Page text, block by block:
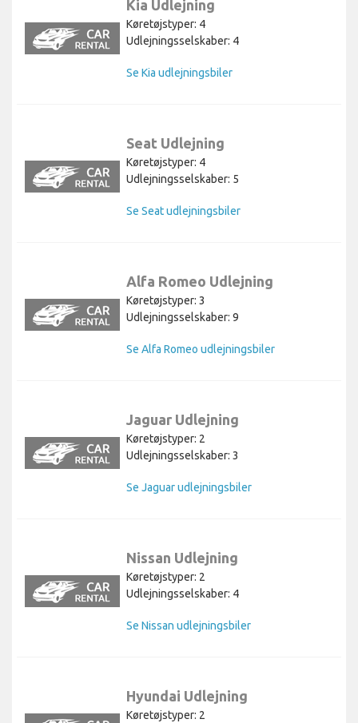
Kia Udlejning
Køretøjstyper: 4
Udlejningsselskaber: 4
Se Kia udlejningsbiler
Seat Udlejning
Køretøjstyper: 4
Udlejningsselskaber: 5
Se Seat udlejningsbiler
Alfa Romeo Udlejning
Køretøjstyper: 3
Udlejningsselskaber: 9
Se Alfa Romeo udlejningsbiler
Jaguar Udlejning
Køretøjstyper: 2
Udlejningsselskaber: 3
Se Jaguar udlejningsbiler
Nissan Udlejning
Køretøjstyper: 2
Udlejningsselskaber: 4
Se Nissan udlejningsbiler
Hyundai Udlejning
Køretøjstyper: 2